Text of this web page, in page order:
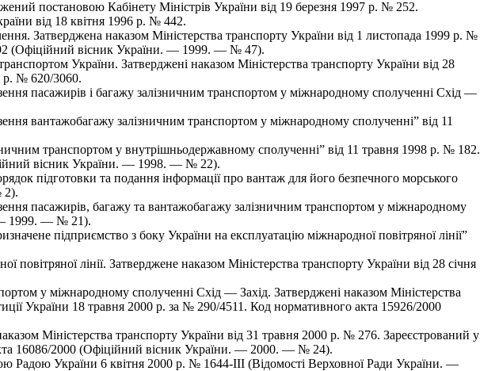
постановою Кабінету Міністрів України від 19 березня 1997 р. № 252.
від 18 квітня 1996 р. № 442.
Затверджена наказом Міністерства транспорту України від 1 листопада 1999 р. №
(Офіційний вісник України. — 1999. — № 47).
України. Затверджені наказом Міністерства транспорту України від 28
р. № 620/3060.
пасажирів і багажу залізничним транспортом у міжнародному сполученні Схід —
вантажобагажу залізничним транспортом у міжнародному сполученні” від 11
транспортом у внутрішньодержавному сполученні” від 11 травня 1998 р. № 182.
вісник України. — 1998. — № 22).
підготовки та подання інформації про вантаж для його безпечного морського
2).
пасажирів, багажу та вантажобагажу залізничним транспортом у міжнародному
— 1999. — № 21).
підприємство з боку України на експлуатацію міжнародної повітряної лінії”
лінії. Затверджене наказом Міністерства транспорту України від 28 січня
у міжнародному сполученні Схід — Захід. Затверджені наказом Міністерства
України 18 травня 2000 р. за № 290/4511. Код нормативного акта 15926/2000
Міністерства транспорту України від 31 травня 2000 р. № 276. Зареєстрований у
16086/2000 (Офіційний вісник України. — 2000. — № 24).
України 6 квітня 2000 р. № 1644-ІІІ (Відомості Верховної Ради України. —